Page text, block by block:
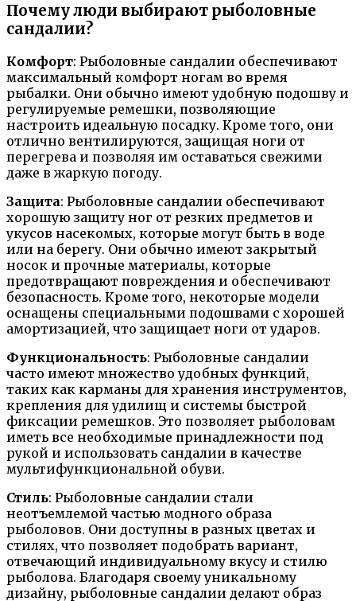
Почему люди выбирают рыболовные
сандалии?
Комфорт: Рыболовные сандалии обеспечивают
максимальный комфорт ногам во время
рыбалки. Они обычно имеют удобную подошву и
регулируемые ремешки, позволяющие
настроить идеальную посадку. Кроме того, они
отлично вентилируются, защищая ноги от
перегрева и позволяя им оставаться свежими
даже в жаркую погоду.
Защита: Рыболовные сандалии обеспечивают
хорошую защиту ног от резких предметов и
укусов насекомых, которые могут быть в воде
или на берегу. Они обычно имеют закрытый
носок и прочные материалы, которые
предотвращают повреждения и обеспечивают
безопасность. Кроме того, некоторые модели
оснащены специальными подошвами с хорошей
амортизацией, что защищает ноги от ударов.
Функциональность: Рыболовные сандалии
часто имеют множество удобных функций,
таких как карманы для хранения инструментов,
крепления для удилищ и системы быстрой
фиксации ремешков. Это позволяет рыболовам
иметь все необходимые принадлежности под
рукой и использовать сандалии в качестве
мультифункциональной обуви.
Стиль: Рыболовные сандалии стали
неотъемлемой частью модного образа
рыболовов. Они доступны в разных цветах и
стилях, что позволяет подобрать вариант,
отвечающий индивидуальному вкусу и стилю
рыболова. Благодаря своему уникальному
дизайну, рыболовные сандалии делают образ